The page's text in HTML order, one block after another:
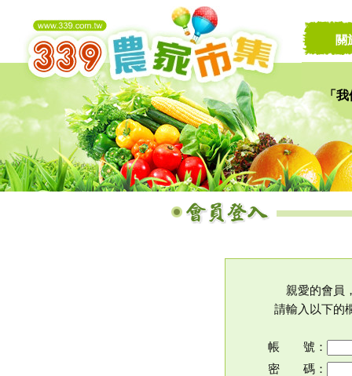
「我
讓
關
親愛的會員
請輸入以下的
帳 號：
密 碼：